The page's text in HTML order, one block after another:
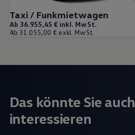
Taxi / Funkmietwagen
Ab 36.955,45 € inkl. MwSt.
Ab 31.055,00 € exkl. MwSt.
Das könnte Sie auch
interessieren